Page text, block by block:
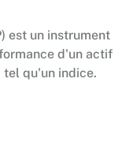
à notre
est un instrument
d'un actif
qu'un indice.